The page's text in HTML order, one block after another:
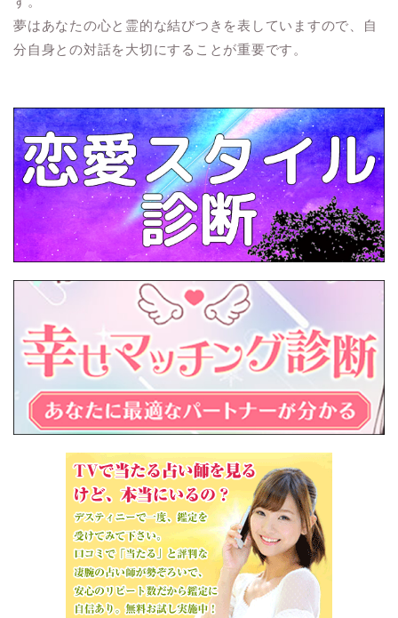
夢はあなたの心と霊的な結びつきを表していますので、自
分自身との対話を大切にすることが重要です。